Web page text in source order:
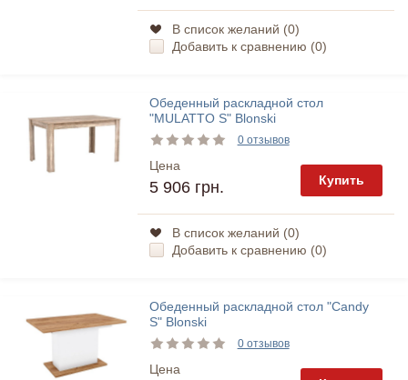
В список желаний (0)
Добавить к сравнению (0)
Обеденный раскладной стол
"MULATTO S" Blonski
0 отзывов
Цена
5 906 грн. Купить
В список желаний (0)
Добавить к сравнению (0)
Обеденный раскладной стол "Candy
S" Blonski
0 отзывов
Цена